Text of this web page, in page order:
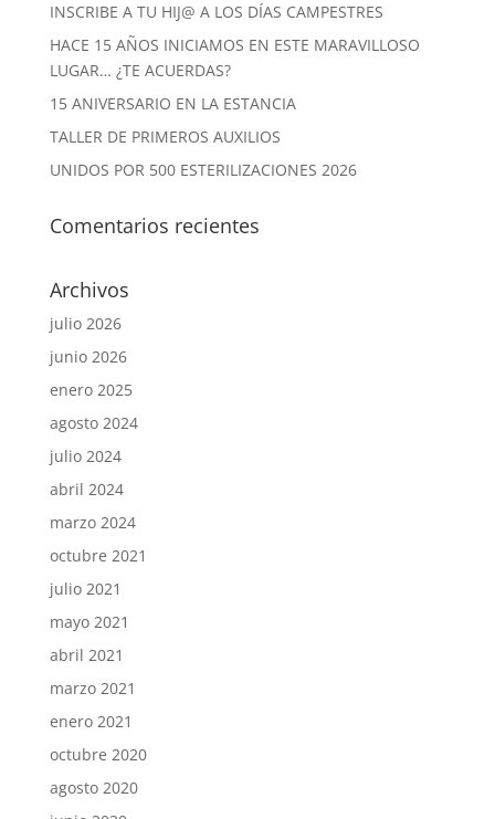
INSCRIBE A TU HIJ@ A LOS DÍAS CAMPESTRES
HACE 15 AÑOS INICIAMOS EN ESTE MARAVILLOSO
LUGAR… ¿TE ACUERDAS?
15 ANIVERSARIO EN LA ESTANCIA
TALLER DE PRIMEROS AUXILIOS
UNIDOS POR 500 ESTERILIZACIONES 2026
Comentarios recientes
Archivos
julio 2026
junio 2026
enero 2025
agosto 2024
julio 2024
abril 2024
marzo 2024
octubre 2021
julio 2021
mayo 2021
abril 2021
marzo 2021
enero 2021
octubre 2020
agosto 2020